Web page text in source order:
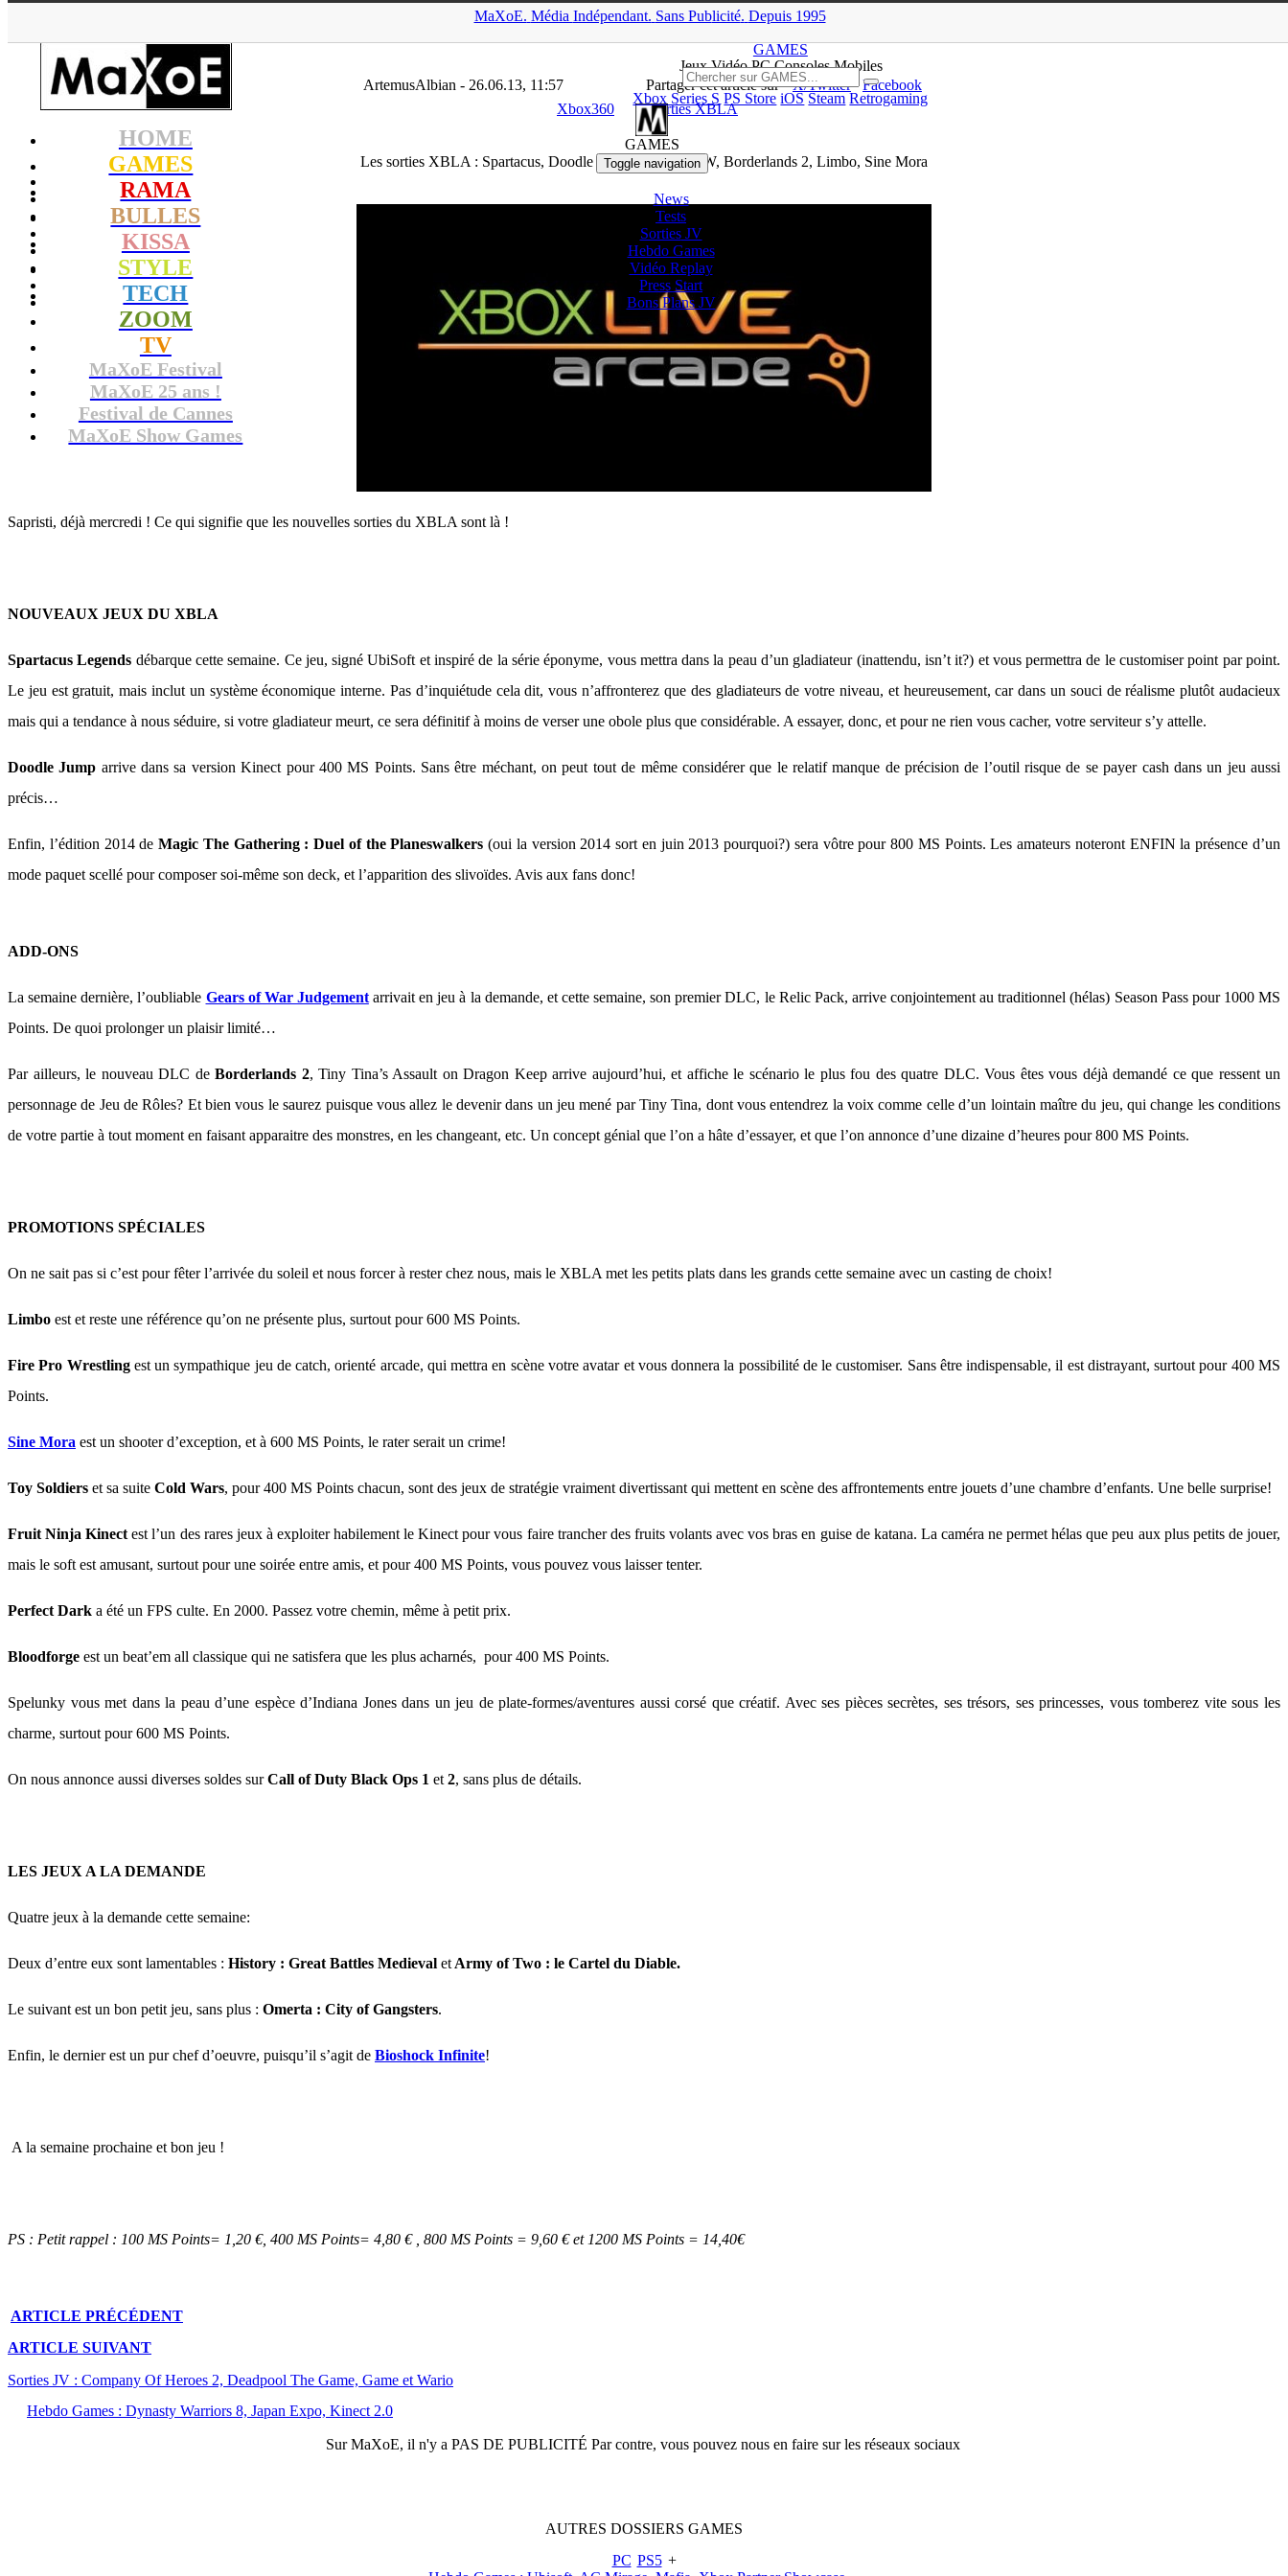
MaXoE. Média Indépendant. Sans Publicité. Depuis 1995
HOME
GAMES
RAMA
BULLES
KISSA
STYLE
TECH
ZOOM
TV
MaXoE Festival
MaXoE 25 ans !
Festival de Cannes
MaXoE Show Games
GAMES
JeuxVidéoPC Consoles Mobiles
Xbox Series S PS Store iOS Steam Retrogaming
GAMES
Toggle navigation
News
Tests
SortiesJV
Hebdo Games
Vidéo Replay
Press Start
Bons PlansJV
▲
ArtemusAlbian - 26.06.13, 11:57 Partager cet article sur X/Twitter
Facebook
Xbox360
Sorties XBLA
Les sorties XBLA : Spartacus, Doodle Jump, Magic, GoW, Borderlands 2, Limbo, Sine Mora
Sapristi, déjà mercredi ! Ce qui signifie que les nouvelles sorties du XBLA sont là !
NOUVEAUX JEUX DU XBLA
Spartacus Legends débarque cette semaine. Ce jeu, signé UbiSoft et inspiré de la série éponyme, vous mettra dans la peau d’un gladiateur (inattendu, isn’t it?) et vous permettra de le customiser point par point.
Le jeu est gratuit, mais inclut un système économique interne. Pas d’inquiétude cela dit, vous n’affronterez que des gladiateurs de votre niveau, et heureusement, car dans un souci de réalisme plutôt audacieux
mais qui a tendance à nous séduire, si votre gladiateur meurt, ce sera définitif à moins de verser une obole plus que considérable. A essayer, donc, et pour ne rien vous cacher, votre serviteur s’y attelle.
Doodle Jump arrive dans sa version Kinect pour 400 MS Points. Sans être méchant, on peut tout de même considérer que le relatif manque de précision de l’outil risque de se payer cash dans un jeu aussi
précis…
Enfin, l’édition 2014 deMagic The Gathering : Duel of the Planeswalkers (oui la version 2014 sort en juin 2013 pourquoi?) sera vôtre pour 800 MS Points. Les amateurs noteront ENFIN la présence d’un
mode paquet scellé pour composer soi-même son deck, et l’apparition des slivoïdes. Avis aux fans donc!
ADD-ONS
La semaine dernière, l’oubliable Gears of War Judgementarrivait en jeu à la demande, et cette semaine, son premier DLC, le Relic Pack, arrive conjointement au traditionnel (hélas) Season Pass pour 1000 MS
Points. De quoi prolonger un plaisir limité…
Par ailleurs, le nouveau DLC de Borderlands 2, Tiny Tina’s Assault on Dragon Keep arrive aujourd’hui, et affiche le scénario le plus fou des quatre DLC. Vous êtes vous déjà demandé ce que ressent un
personnage de Jeu de Rôles? Et bien vous le saurez puisque vous allez le devenir dans un jeu mené par Tiny Tina, dont vous entendrez la voix comme celle d’un lointain maître du jeu, qui change les conditions
de votre partie à tout moment en faisant apparaitre des monstres, en les changeant, etc. Un concept génial que l’on a hâte d’essayer, et que l’on annonce d’une dizaine d’heures pour 800 MS Points.
PROMOTIONS SPÉCIALES
On ne sait pas si c’est pour fêter l’arrivée du soleil et nous forcer à rester chez nous, mais le XBLA met les petits plats dans les grands cette semaine avec un casting de choix!
Limbo est et reste une référence qu’on ne présente plus, surtout pour 600 MS Points.
Fire Pro Wrestlingest un sympathique jeu de catch, orienté arcade, qui mettra en scène votre avatar et vous donnera la possibilité de le customiser. Sans être indispensable, il est distrayant, surtout pour 400 MS
Points.
Sine Mora est un shooter d’exception, et à 600 MS Points, le rater serait un crime!
Toy Soldiers et sa suite Cold Wars, pour 400 MS Points chacun, sont des jeux de stratégie vraiment divertissant qui mettent en scène des affrontements entre jouets d’une chambre d’enfants. Une belle surprise!
Fruit Ninja Kinect est l’un des rares jeux à exploiter habilement le Kinect pour vous faire trancher des fruits volants avec vos bras en guise de katana. La caméra ne permet hélas que peu aux plus petits de jouer,
mais le soft est amusant, surtout pour une soirée entre amis, et pour 400 MS Points, vous pouvez vous laisser tenter.
Perfect Dark a été un FPS culte. En 2000. Passez votre chemin, même à petit prix.
Bloodforge est un beat’em all classique qui ne satisfera que les plus acharnés, pour 400 MS Points.
Spelunky vous met dans la peau d’une espèce d’Indiana Jones dans un jeu de plate-formes/aventures aussi corsé que créatif. Avec ses pièces secrètes, ses trésors, ses princesses, vous tomberez vite sous les
charme, surtout pour 600 MS Points.
On nous annonce aussi diverses soldes surCall of Duty Black Ops 1 et 2, sans plus de détails.
LES JEUX A LA DEMANDE
Quatre jeux à la demande cette semaine:
Deux d’entre eux sont lamentables : History : Great Battles Medieval et Army of Two : le Cartel du Diable.
Le suivant est un bon petit jeu, sans plus : Omerta : City of Gangsters.
Enfin, le dernier est un pur chef d’oeuvre, puisqu’il s’agit de Bioshock Infinite!
A la semaine prochaine et bon jeu !
PS : Petit rappel : 100 MS Points= 1,20 €, 400 MS Points= 4,80 € , 800 MS Points = 9,60 € et 1200 MS Points = 14,40€
ARTICLE PRÉCÉDENT
ARTICLE SUIVANT
Sorties JV : Company Of Heroes 2, Deadpool The Game, Game et Wario
Hebdo Games : Dynasty Warriors 8, Japan Expo, Kinect 2.0
SurMaXoE, il n'y a PAS DE PUBLICITÉ Par contre, vous pouvez nous en faire sur les réseaux sociaux
AUTRES DOSSIERS GAMES
PC PS5 +